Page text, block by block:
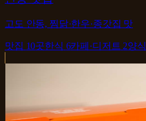
고도 안동, 찜닭·한우·종갓집 맛
맛집 10곳한식 6카페·디저트 2양식